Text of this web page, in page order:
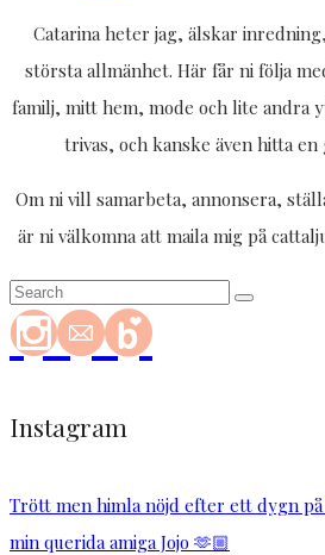
Catarina heter jag, älskar
största allmänhet. Här får ni följa
familj, mitt hem, mode och lite andra
trivas, och kanske även hitta
Om ni vill samarbeta, annonsera,
är ni välkomna att maila mig på
Instagram
Trött men himla nöjd efter ett dygn
min querida amiga Jojo 🫶🏼